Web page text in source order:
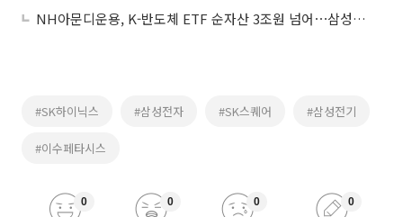
NH아문디운용, K-반도체 ETF 순자산 3조원 넘어⋯삼성전기가 수익률 견인
#SK하이닉스 #삼성전자 #SK스퀘어 #삼성전기
#이수페타시스
0 0 0 0